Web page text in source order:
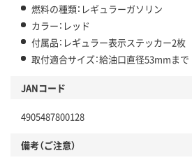
燃料の種類：レギュラーガソリン
カラー：レッド
付属品：レギュラー表示ステッカー2枚
取付適合サイズ：給油口直径53mmまで
JANコード
4905487800128
備考（ご注意）